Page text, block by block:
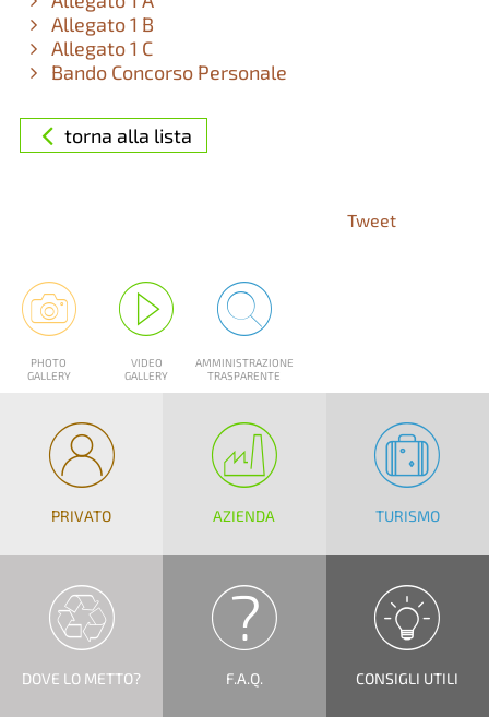
Allegato 1 B
Allegato 1 C
Bando Concorso Personale
torna alla lista
Tweet
PHOTO
GALLERY
VIDEO
GALLERY
AMMINISTRAZIONE
TRASPARENTE
PRIVATO AZIENDA TURISMO
DOVE LO METTO? F.A.Q. CONSIGLI UTILI